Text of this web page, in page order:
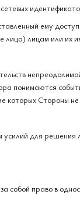
ему
лицо) лицам или
понимаются
которых Стороны
для решения
собой право в